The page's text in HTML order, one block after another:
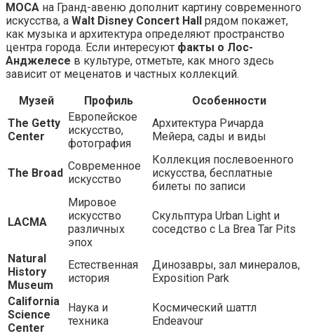
MOCA на Гранд-авеню дополнит картину современного
искусства, а Walt Disney Concert Hall рядом покажет,
как музыка и архитектура определяют пространство
центра города. Если интересуют факты о Лос-
Анджелесе в культуре, отметьте, как много здесь
зависит от меценатов и частных коллекций.
Музей
Профиль
Особенности
The Getty
Center
Европейское
искусство,
фотография
Архитектура Ричарда
Мейера, сады и виды
The Broad
Современное
искусство
Коллекция послевоенного
искусства, бесплатные
билеты по записи
LACMA
Мировое
искусство
различных
эпох
Скульптура Urban Light и
соседство с La Brea Tar Pits
Natural
History
Museum
Естественная
история
Динозавры, зал минералов,
Exposition Park
California
Science
Center
Наука и
техника
Космический шаттл
Endeavour